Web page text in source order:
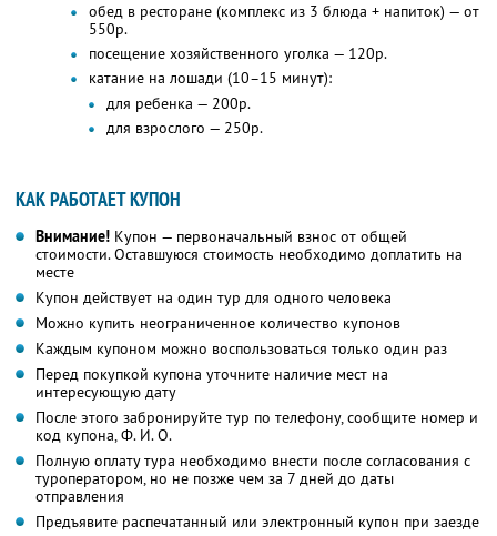
обед в ресторане (комплекс из 3 блюда + напиток) — от
550р.
посещение хозяйственного уголка — 120р.
катание на лошади (10–15 минут):
для ребенка — 200р.
для взрослого — 250р.
КАК РАБОТАЕТ КУПОН
Внимание! Купон — первоначальный взнос от общей
стоимости. Оставшуюся стоимость необходимо доплатить на
месте
Купон действует на один тур для одного человека
Можно купить неограниченное количество купонов
Каждым купоном можно воспользоваться только один раз
Перед покупкой купона уточните наличие мест на
интересующую дату
После этого забронируйте тур по телефону, сообщите номер и
код купона,Ф. И. О.
Полную оплату тура необходимо внести после согласования с
туроператором, но не позже чем за 7 дней до даты
отправления
Предъявите распечатанный или электронный купон при заезде